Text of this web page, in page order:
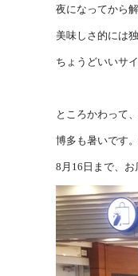
夜になってから
美味しさ的には
ちょうどいいサ
ところかわって、
博多も暑いです
8月16日まで、